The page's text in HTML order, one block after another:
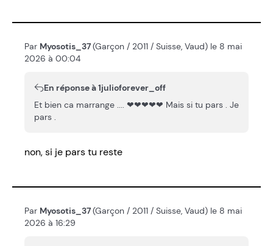
Par Myosotis_37(Garçon / 2011 / Suisse, Vaud) le 8 mai
2026 à 00:04
En réponse à 1julioforever_off
Et bien ca marrange .... ❤❤❤❤❤ Mais si tu pars . Je
pars .
non, si je pars tu reste
Par Myosotis_37(Garçon / 2011 / Suisse, Vaud) le 8 mai
2026 à 16:29